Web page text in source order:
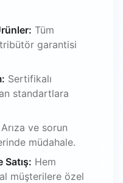
Tüm
garantisi
Sertifikalı
standartlara
Arıza ve sorun
müdahale.
Satış: Hem
müşterilere özel